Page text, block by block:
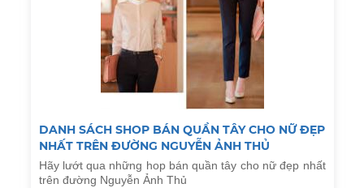
DANH SÁCH SHOP BÁN QUẦN TÂY CHO NỮ ĐẸP
NHẤT TRÊN ĐƯỜNG NGUYỄN ẢNH THỦ
Hãy lướt qua những hop bán quần tây cho nữ đẹp nhất
trên đường Nguyễn Ảnh Thủ